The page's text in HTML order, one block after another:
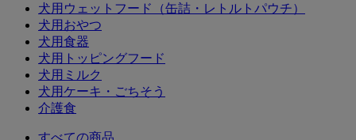
犬用ウェットフード（缶詰・レトルトパウチ）
犬用おやつ
犬用食器
犬用トッピングフード
犬用ミルク
犬用ケーキ・ごちそう
介護食
すべての商品